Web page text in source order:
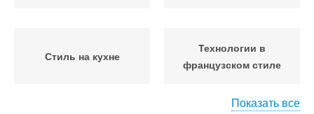
Стиль на кухне
Технологии в
французском стиле
Показать все